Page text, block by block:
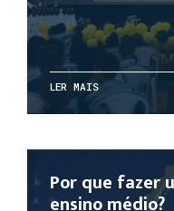
LER MAIS
Por que fazer